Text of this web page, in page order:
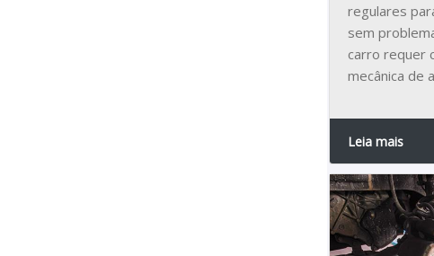
regulares
sem
carro requer
mecânica de
Leia mais